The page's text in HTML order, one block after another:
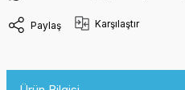
Paylaş Karşılaştır